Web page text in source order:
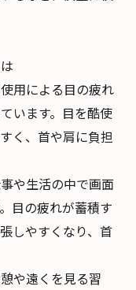
用による目の疲れ
います。目を酷使
く、首や肩に負担
や生活の中で画面
目の疲れが蓄積す
しやすくなり、首
や遠くを見る習